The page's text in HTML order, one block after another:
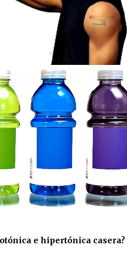
e hipertónica casera?